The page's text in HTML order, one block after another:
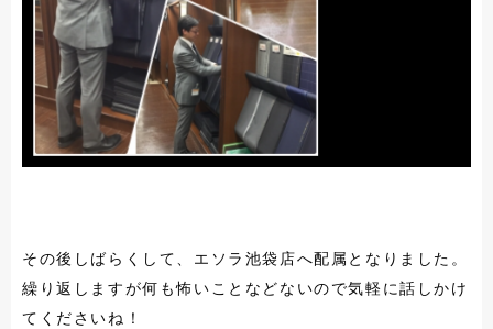
その後しばらくして、エソラ池袋店へ配属となりました。
繰り返しますが何も怖いことなどないので気軽に話しかけ
てくださいね！